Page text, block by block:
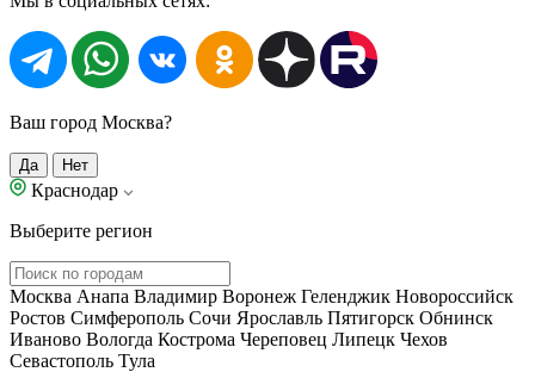
Ваш город Москва?
Да Нет
Краснодар
Выберите регион
Москва Анапа Владимир Воронеж Геленджик Новороссийск
Ростов Симферополь Сочи Ярославль Пятигорск Обнинск
Иваново Вологда Кострома Череповец Липецк Чехов
Севастополь Тула